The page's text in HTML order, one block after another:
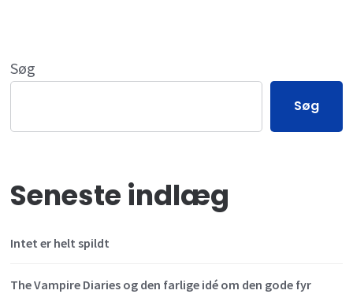
Søg
Søg
Seneste indlæg
Intet er helt spildt
The Vampire Diaries og den farlige idé om den gode fyr